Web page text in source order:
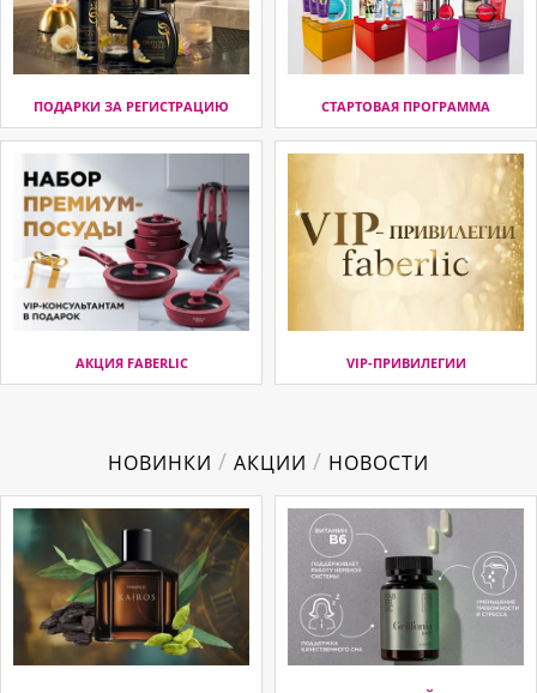
ПОДАРКИ ЗА РЕГИСТРАЦИЮ СТАРТОВАЯ ПРОГРАММА
АКЦИЯ FABERLIC VIP-ПРИВИЛЕГИИ
НОВИНКИ / АКЦИИ / НОВОСТИ